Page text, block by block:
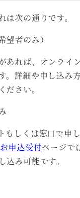
は次の通りです。
望者のみ）
あれば、オンライ
。詳細や申し込み
ださい。
もしくは窓口で申
申込受付ページで
込み可能です。